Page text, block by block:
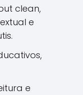
clean,
e
e